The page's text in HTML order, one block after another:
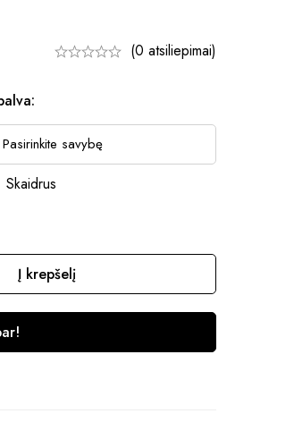
(0 atsiliepimai)
Skaidrus
Į krepšelį